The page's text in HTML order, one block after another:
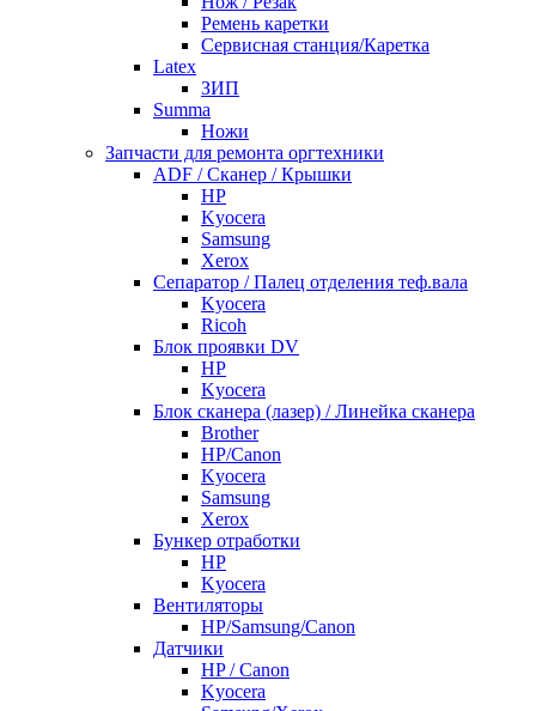
Ремень каретки
Сервисная станция/Каретка
Latex
ЗИП
Summa
Ножи
Запчасти для ремонта оргтехники
ADF / Сканер / Крышки
HP
Kyocera
Samsung
Xerox
Cепаратор / Палец отделения теф.вала
Kyocera
Ricoh
Блок проявки DV
HP
Kyocera
Блок сканера (лазер) / Линейка сканера
Brother
HP/Canon
Kyocera
Samsung
Xerox
Бункер отработки
HP
Kyocera
Вентиляторы
HP/Samsung/Canon
Датчики
HP / Canon
Kyocera